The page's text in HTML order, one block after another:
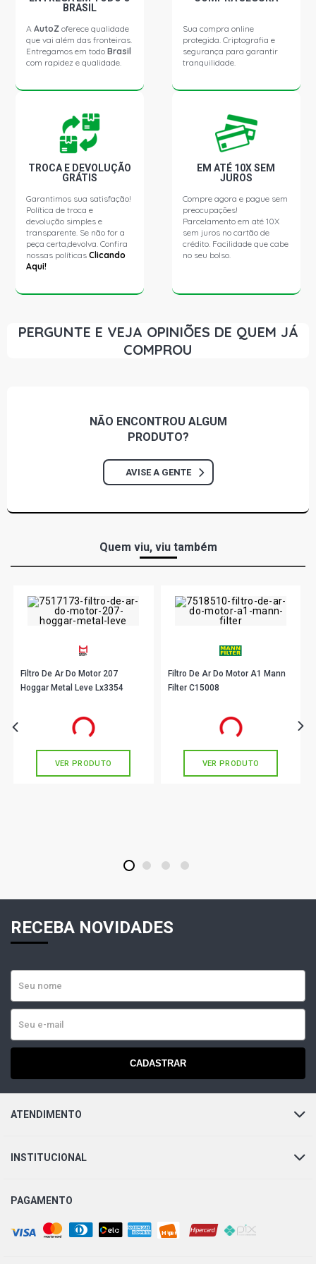
FIESTA HATCH TITANIUM HATCH 1.6 16V SIGMA L4 FLEX
(2013 - 2013)
FIESTA SEDAN S SEDAN 1.5 16V SIGMA L4 FLEX (2013 -
FIESTA SEDAN SE SEDAN 1.5 16V SIGMA L4 FLEX (2013 -
2013)
FIESTA SEDAN TITANIUM SEDAN 1.6 16V SIGMA L4 FLEX
(2013 - 2013)
BRASIL
AAutoZ oferece qualidade
que vai além das fronteiras.
Entregamos em todoBrasil
com rapidez e qualidade.
Sua compra online
protegida. Criptografia e
segurança para garantir
tranquilidade.
TROCA E DEVOLUÇÃO
GRÁTIS
Garantimos sua satisfação!
Política de troca e
devolução simples e
transparente. Se não for a
peça certa,devolva. Confira
nossas políticasClicando
Aqui!
EM ATÉ 10X SEM
JUROS
Compre agora e pague sem
preocupações!
Parcelamento em até 10X
sem juros no cartão de
crédito. Facilidade que cabe
no seu bolso.
PERGUNTE E VEJA OPINIÕES DE QUEM JÁ
COMPROU
NÃO ENCONTROU ALGUM
PRODUTO?
AVISE A GENTE
Quem viu, viu também
Filtro De Ar Do Motor 207
Hoggar Metal Leve Lx3354
em até 2x de
VER PRODUTO
Filtro De Ar Do Motor A1 Mann
Filter C15008
em até 4x de
VER PRODUTO
1 2 3 4
RECEBA NOVIDADES
CADASTRAR
ATENDIMENTO
INSTITUCIONAL
PAGAMENTO